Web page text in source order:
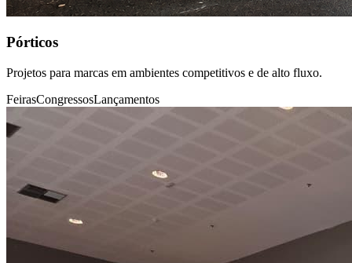
Pórticos
Projetos para marcas em ambientes competitivos e de alto fluxo.
FeirasCongressosLançamentos